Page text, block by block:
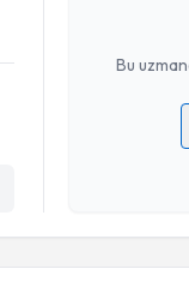
Bu
Kişisel